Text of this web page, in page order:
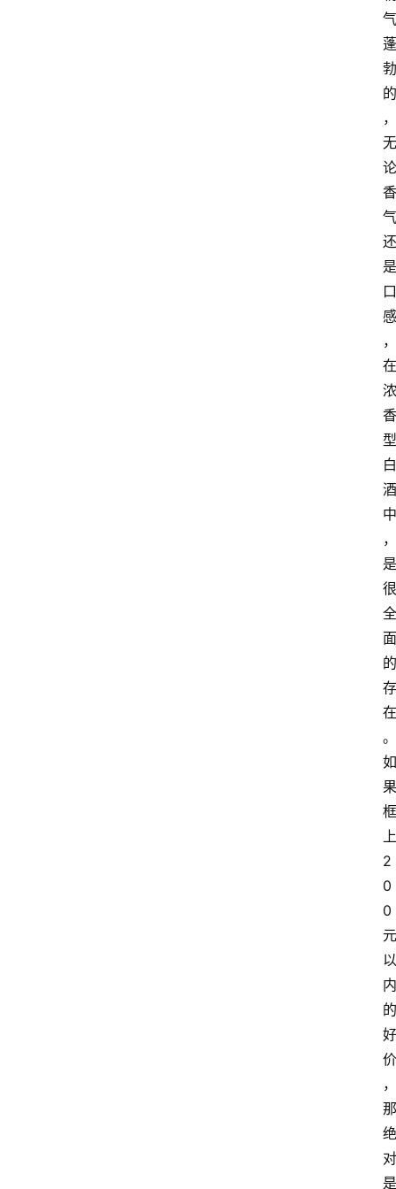
气
蓬
勃
的
，
无
论
香
气
还
是
口
感
，
在
浓
香
型
白
酒
中
，
是
很
全
面
的
存
在
。
如
果
框
上
2
0
0
元
以
内
的
好
价
，
那
绝
对
是